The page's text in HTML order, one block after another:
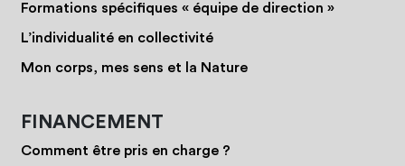
Formations spécifiques « équipe de direction »
L’individualité en collectivité
Mon corps, mes sens et la Nature
FINANCEMENT
Comment être pris en charge ?